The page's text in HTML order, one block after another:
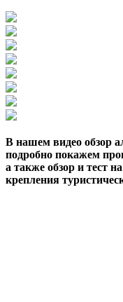
В нашем видео обзор
подробно покажем
а также обзор и тест
крепления